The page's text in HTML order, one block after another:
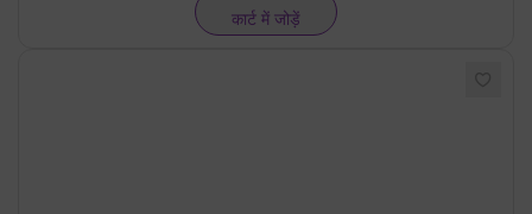
कार्ट में जोड़ें